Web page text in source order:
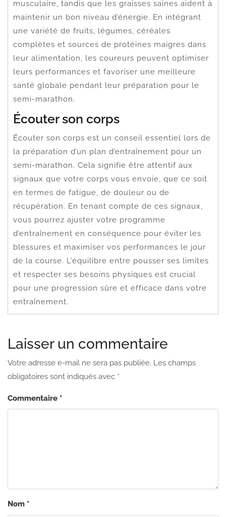
musculaire, tandis que les graisses saines aident à
maintenir un bon niveau d’énergie. En intégrant
une variété de fruits, légumes, céréales
complètes et sources de protéines maigres dans
leur alimentation, les coureurs peuvent optimiser
leurs performances et favoriser une meilleure
santé globale pendant leur préparation pour le
semi-marathon.
Écouter son corps
Écouter son corps est un conseil essentiel lors de
la préparation d’un plan d’entraînement pour un
semi-marathon. Cela signifie être attentif aux
signaux que votre corps vous envoie, que ce soit
en termes de fatigue, de douleur ou de
récupération. En tenant compte de ces signaux,
vous pourrez ajuster votre programme
d’entraînement en conséquence pour éviter les
blessures et maximiser vos performances le jour
de la course. L’équilibre entre pousser ses limites
et respecter ses besoins physiques est crucial
pour une progression sûre et efficace dans votre
entraînement.
Laisser un commentaire
Votre adresse e-mail ne sera pas publiée. Les champs
obligatoires sont indiqués avec *
Commentaire *
Nom *